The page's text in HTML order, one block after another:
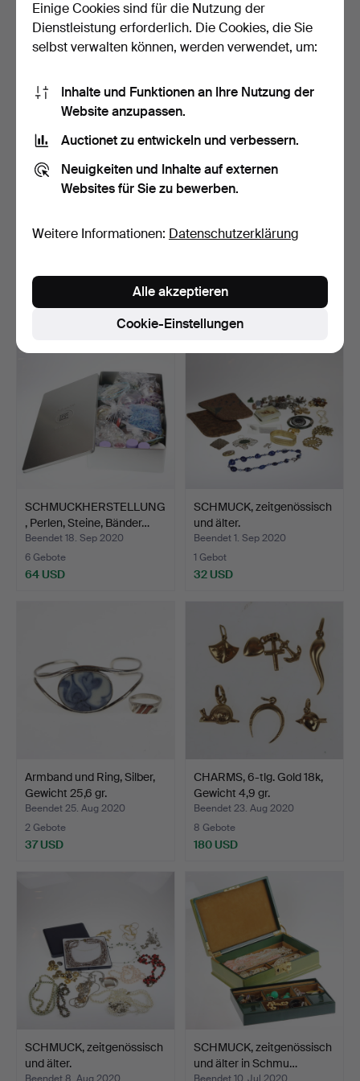
1 Gebot
32 USD
3 Gebote
43 USD
SCHMUCK, eine Halskette
32 USD
HALSKETTE und
7 Gebote
SCHMUCKHERSTELLUNG
, Perlen, Steine, Bänder…
Beendet 18. Sep 2020
6 Gebote
64 USD
SCHMUCK, zeitgenössisch
und älter.
Beendet 1. Sep 2020
1 Gebot
32 USD
Armband und Ring, Silber,
Gewicht 25,6 gr.
Beendet 25. Aug 2020
2 Gebote
37 USD
CHARMS, 6-tlg. Gold 18k,
Gewicht 4,9 gr.
Beendet 23. Aug 2020
8 Gebote
180 USD
SCHMUCK, zeitgenössisch
und älter.
SCHMUCK, zeitgenössisch
und älter in Schmu…
Einige Cookies sind für die Nutzung der
Dienstleistung erforderlich. Die Cookies, die Sie
selbst verwalten können, werden verwendet, um:
Inhalte und Funktionen an Ihre Nutzung der
Website anzupassen.
Auctionet zu entwickeln und verbessern.
Neuigkeiten und Inhalte auf externen
Websites für Sie zu bewerben.
Weitere Informationen: Datenschutzerklärung
Cookie-Einstellungen
Alle akzeptieren